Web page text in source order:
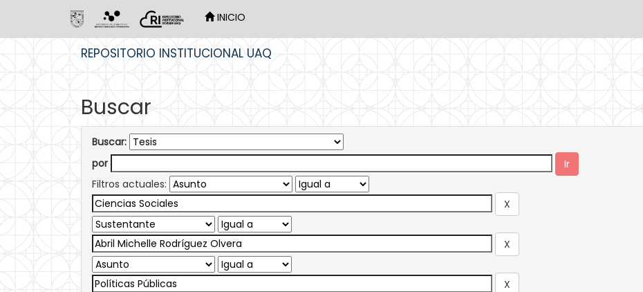
INICIO
REPOSITORIO INSTITUCIONAL UAQ
Buscar
Buscar:
por
Filtros actuales: